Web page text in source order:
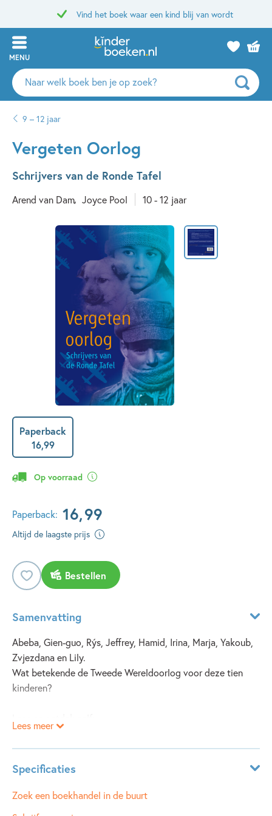
Vind het boek waar een kind blij van wordt
MENU
Zoeken
naar
auteurs
uitgevers
9 – 12 jaar
Vergeten Oorlog
Schrijvers van de Ronde Tafel
Arend van Dam Joyce Pool 10 - 12 jaar
Paperback
16,99
Op voorraad
Paperback: 16,99
Altijd de laagste prijs
Bestellen
Samenvatting
Abeba, Gien-guo, Rýs, Jeffrey, Hamid, Irina, Marja, Yakoub,
Zvjezdana en Lily.
Wat betekende de Tweede Wereldoorlog voor deze tien
kinderen?
* Hoe het is om afscheid te moeten nemen van je beste
vriend, omdat hij een Duitser is.
* Of je op een dieet van slakken en een beetje rijst het
misschien net tot het einde van de oorlog kunt redden in
een jappenkamp.
Lees meer
Specificaties
Leeftijdsindicatie: 10 - 12 jaar
ISBN:
9789025863012
Zoek een boekhandel in de buurt